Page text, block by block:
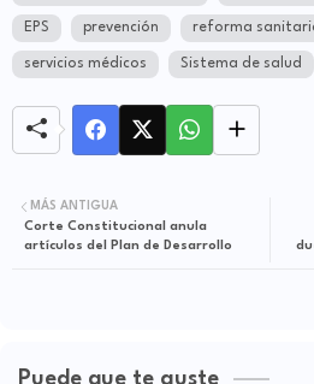
EPS prevención reforma
servicios médicos Sistema de salud
MÁS ANTIGUA
Corte Constitucional anula
artículos del Plan de Desarrollo
Puede que te guste